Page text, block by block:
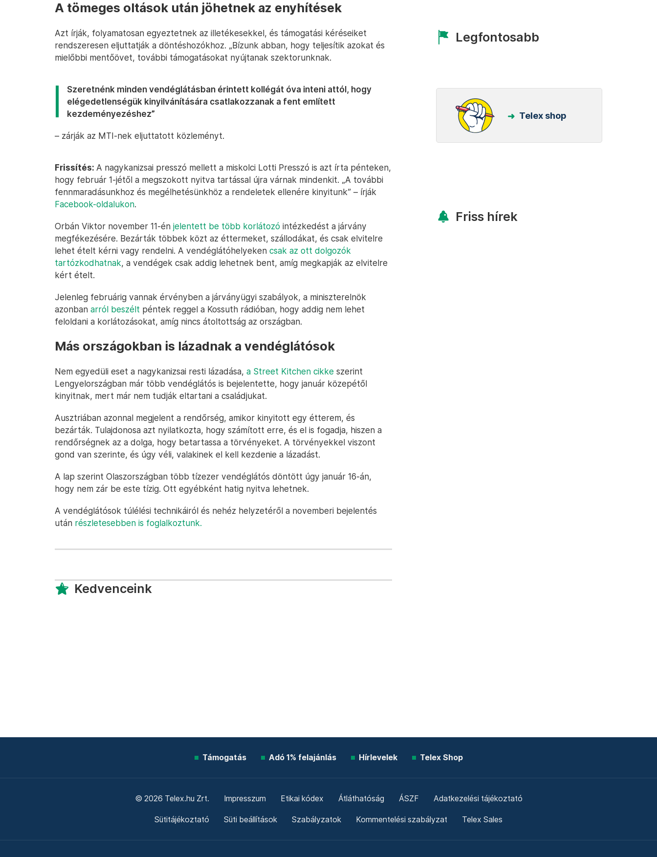
A tömeges oltások után jöhetnek az enyhítések
Azt írják, folyamatosan egyeztetnek az illetékesekkel, és támogatási kéréseiket
rendszeresen eljuttatják a döntéshozókhoz. „Bízunk abban, hogy teljesítik azokat és
mielőbbi mentőövet, további támogatásokat nyújtanak szektorunknak.
Szeretnénk minden vendéglátásban érintett kollégát óva inteni attól, hogy
elégedetlenségük kinyilvánítására csatlakozzanak a fent említett
kezdeményezéshez”
– zárják az MTI-nek eljuttatott közleményt.
Frissítés: A nagykanizsai presszó mellett a miskolci Lotti Presszó is azt írta pénteken,
hogy február 1-jétől a megszokott nyitva tartással újra várnak mindenkit. „A további
fennmaradásunkhoz és megélhetésünkhöz a rendeletek ellenére kinyitunk” – írják
Facebook-oldalukon.
Orbán Viktor november 11-én jelentett be több korlátozó intézkedést a járvány
megfékezésére. Bezárták többek közt az éttermeket, szállodákat, és csak elvitelre
lehet ételt kérni vagy rendelni. A vendéglátóhelyeken csak az ott dolgozók
tartózkodhatnak, a vendégek csak addig lehetnek bent, amíg megkapják az elvitelre
kért ételt.
Jelenleg februárig vannak érvényben a járványügyi szabályok, a miniszterelnök
azonban arról beszélt péntek reggel a Kossuth rádióban, hogy addig nem lehet
feloldani a korlátozásokat, amíg nincs átoltottság az országban.
Más országokban is lázadnak a vendéglátósok
Nem egyedüli eset a nagykanizsai resti lázadása, a Street Kitchen cikke szerint
Lengyelországban már több vendéglátós is bejelentette, hogy január közepétől
kinyitnak, mert már nem tudják eltartani a családjukat.
Ausztriában azonnal megjelent a rendőrség, amikor kinyitott egy étterem, és
bezárták. Tulajdonosa azt nyilatkozta, hogy számított erre, és el is fogadja, hiszen a
rendőrségnek az a dolga, hogy betartassa a törvényeket. A törvényekkel viszont
gond van szerinte, és úgy véli, valakinek el kell kezdenie a lázadást.
A lap szerint Olaszországban több tízezer vendéglátós döntött úgy január 16-án,
hogy nem zár be este tízig. Ott egyébként hatig nyitva lehetnek.
A vendéglátósok túlélési technikáiról és nehéz helyzetéről a novemberi bejelentés
után részletesebben is foglalkoztunk.
Kedvenceink
Legfontosabb
Telex shop
Friss hírek
Támogatás Adó 1% felajánlás Hírlevelek Telex Shop
© 2026 Telex.hu Zrt. Impresszum Etikai kódex Átláthatóság ÁSZF Adatkezelési tájékoztató
Sütitájékoztató Süti beállítások Szabályzatok Kommentelési szabályzat Telex Sales